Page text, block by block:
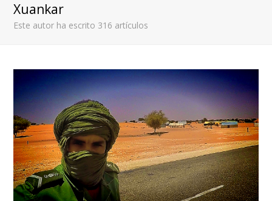
Xuankar
Este autor ha escrito 316 artículos